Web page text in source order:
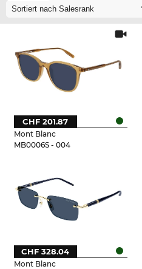
Mont Blanc
MB0006S - 004
CHF 201.87
Mont Blanc
CHF 328.04